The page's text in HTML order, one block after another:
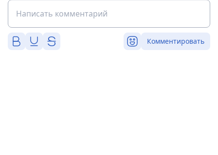
Комментировать